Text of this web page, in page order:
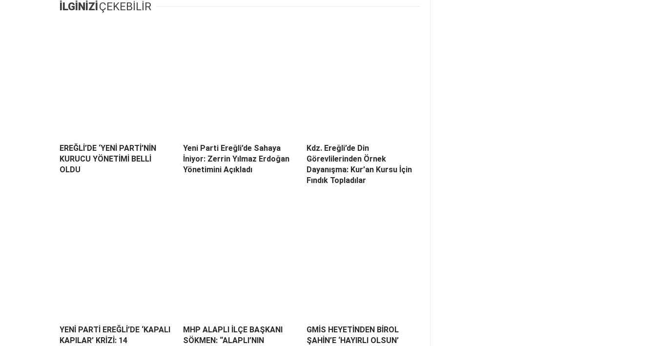
İLGİNİZİ ÇEKEBİLİR
EREĞLİ’DE ‘YENİ PARTİ’NİN
KURUCU YÖNETİMİ BELLİ
OLDU
Yeni Parti Ereğli’de Sahaya
İniyor: Zerrin Yılmaz Erdoğan
Yönetimini Açıkladı
Kdz. Ereğli’de Din
Görevlilerinden Örnek
Dayanışma: Kur’an Kursu İçin
Fındık Topladılar
YENİ PARTİ EREĞLİ’DE ‘KAPALI
KAPILAR’ KRİZİ: 14
MHP ALAPLI İLÇE BAŞKANI
SÖKMEN: “ALAPLI’NIN
GMİS HEYETİNDEN BİROL
ŞAHİN’E ‘HAYIRLI OLSUN’